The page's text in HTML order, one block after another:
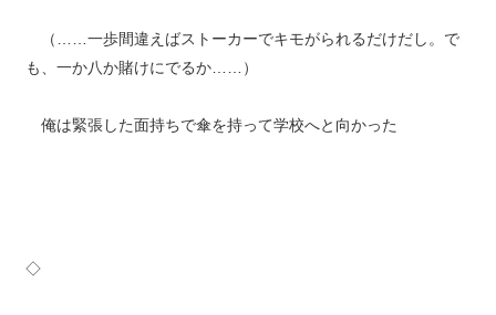
（……一歩間違えばストーカーでキモがられるだけだし。で
も、一か八か賭けにでるか……）
俺は緊張した面持ちで傘を持って学校へと向かった
◇